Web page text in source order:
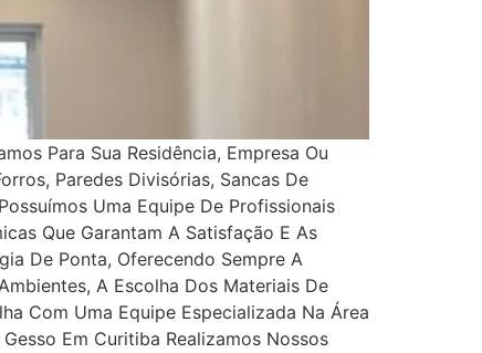
Para Sua Residência, Empresa Ou
Paredes Divisórias, Sancas De
Uma Equipe De Profissionais
Que Garantam A Satisfação E As
De Ponta, Oferecendo Sempre A
A Escolha Dos Materiais De
Com Uma Equipe Especializada Na Área
Em Curitiba Realizamos Nossos